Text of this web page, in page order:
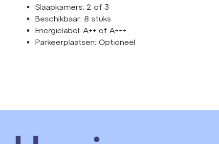
Slaapkamers: 2 of 3
Beschikbaar: 8 stuks
Energielabel: A++ of A+++
Parkeerplaatsen: Optioneel